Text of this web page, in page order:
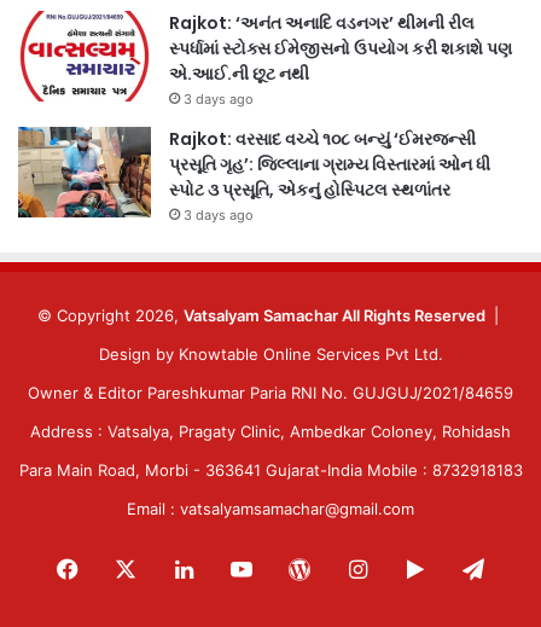
Rajkot: ‘અનંત અનાદિ વડનગર’ થીમની રીલ
સ્પર્ધામાં સ્ટોક્સ ઈમેજીસનો ઉપયોગ કરી શકાશે પણ
એ.આઈ.ની છૂટ નથી
3 days ago
Rajkot: વરસાદ વચ્ચે ૧૦૮ બન્યું ‘ઈમરજન્સી
પ્રસૂતિ ગૃહ’: જિલ્લાના ગ્રામ્ય વિસ્તારમાં ઓન ધી
સ્પોટ ૩ પ્રસૂતિ, એકનું હોસ્પિટલ સ્થળાંતર
3 days ago
© Copyright 2026, Vatsalyam Samachar All Rights Reserved
Design by Knowtable Online Services Pvt Ltd.
Owner & Editor Pareshkumar Paria RNI No. GUJGUJ/2021/84659
Address : Vatsalya, Pragaty Clinic, Ambedkar Coloney, Rohidash
Para Main Road, Morbi - 363641 Gujarat-India Mobile : 8732918183
Email : vatsalyamsamachar@gmail.com
Facebook LinkedInYouTubeWordPressInstagram
Google